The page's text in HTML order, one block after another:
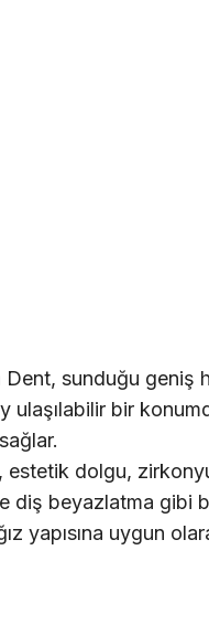
sunduğu geniş
ulaşılabilir bir
dolgu,
diş beyazlatma gibi
yapısına uygun